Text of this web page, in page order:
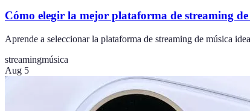
Cómo elegir la mejor plataforma de streaming de
Aprende a seleccionar la plataforma de streaming de música
streamingmúsica
Aug 5